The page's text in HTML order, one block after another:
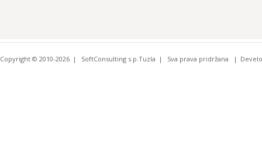
Copyright © 2010-2026 SoftConsulting s.p.Tuzla Sva prava pridržana